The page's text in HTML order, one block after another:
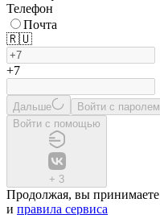
Телефон
Почта
🇷🇺
+7
Дальше
Войти с паролем
Войти с помощью
+ 3
Продолжая, вы принимаете
и правила сервиса